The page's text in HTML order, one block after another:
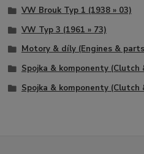
VW Brouk Typ 1 (1938 » 03)
VW Typ 3 (1961 » 73)
Motory & díly (Engines &
Spojka & komponenty (Clutch
Spojka & komponenty (Clutch